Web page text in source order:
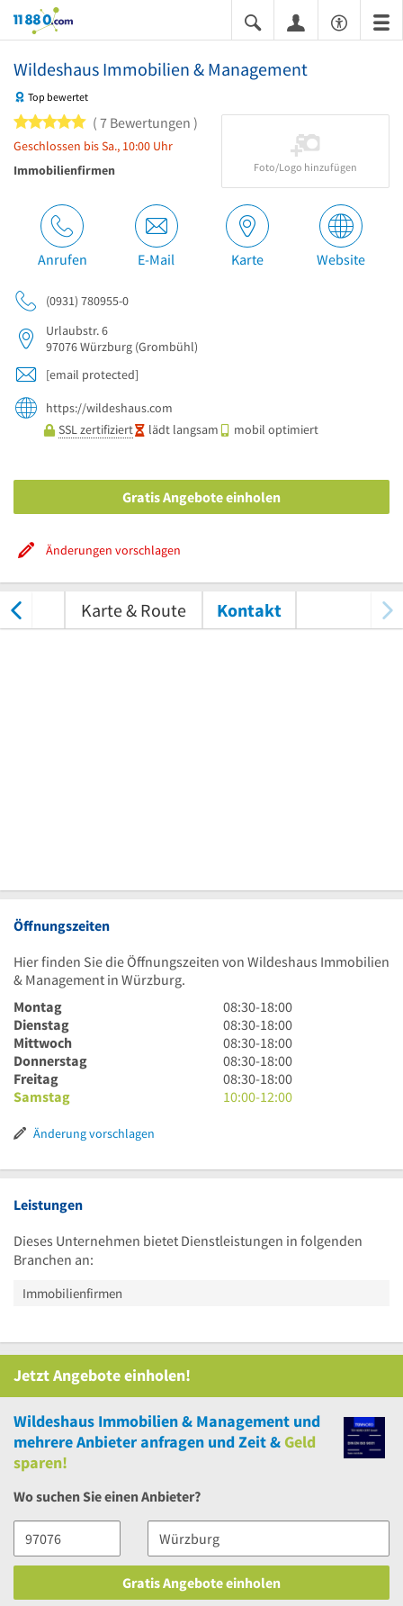
11880.com
Wildeshaus Immobilien & Management
Top bewertet
5 von 5 Sternen
7 Bewertungen
Geschlossen bis Sa., 10:00 Uhr
Immobilienfirmen
Foto/Logo hinzufügen
Anrufen E-Mail Karte Website
(0931) 780955-0
Urlaubstr. 6
97076Würzburg (Grombühl)
[email protected]
https://wildeshaus.com
SSL zertifiziert
lädt langsam mobil optimiert
Gratis Angebote einholen
Änderungen vorschlagen
Karte & Route Kontakt
Öffnungszeiten
Hier finden Sie die Öffnungszeiten von Wildeshaus Immobilien
& Management in Würzburg.
Montag
8
Uhr
30
bis
18
Uhr
08:30-18:00
Dienstag
8
Uhr
30
bis
18
08:30-18:00
Mittwoch
8
Uhr
30
bis
08:30-18:00
Donnerstag
8
Uhr
30
08:30-18:00
Freitag
8
Uhr
Uhr
08:30-18:00
Samstag
10
Uhr
10:00-12:00
Änderung vorschlagen
Leistungen
Dieses Unternehmen bietet Dienstleistungen in folgenden
Branchen an:
Immobilienfirmen
Jetzt Angebote einholen!
Wildeshaus Immobilien & Management und
mehrereAnbieter anfragen und Zeit &Geld
sparen!
Wo suchen Sie einen Anbieter?
Gratis Angebote einholen